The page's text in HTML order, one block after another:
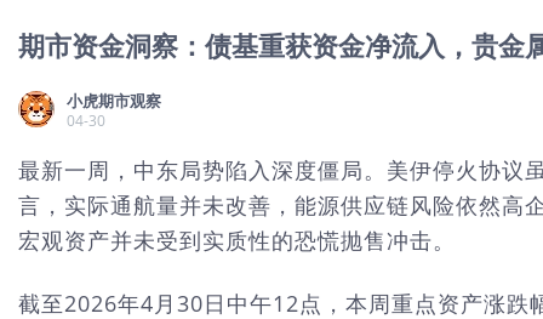
期市资金洞察：债基重获资金净流入，贵金
小虎期市观察
04-30
最新一周，中东局势陷入深度僵局。美伊停火协议
言，实际通航量并未改善，能源供应链风险依然高
宏观资产并未受到实质性的恐慌抛售冲击。
截至2026年4月30日中午12点，本周重点资产涨跌